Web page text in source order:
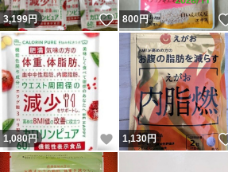
3,199円 いいね！
800円
1,080円 いいね！
1,130円